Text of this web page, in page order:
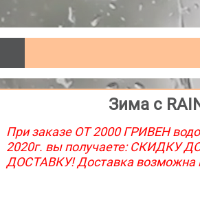
Зима с
При заказе ОТ 2000 ГРИВЕН
2020г. вы получаете: СКИДКУ
ДОСТАВКУ! Доставка возможна